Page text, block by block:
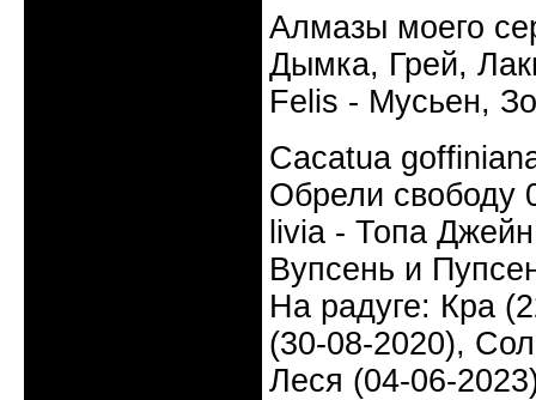
Алмазы моего
Дымка, Грей,
Felis - Мусьен,
Cacatua
Обрели свободу
livia - Топа
Вупсень и
На радуге: Кра
(30-08-2020),
Леся (04-06-